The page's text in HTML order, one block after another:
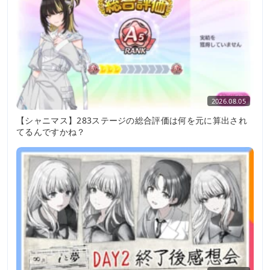
2026.08.05
【シャニマス】283ステージの総合評価は何を元に算出され
てるんですかね？